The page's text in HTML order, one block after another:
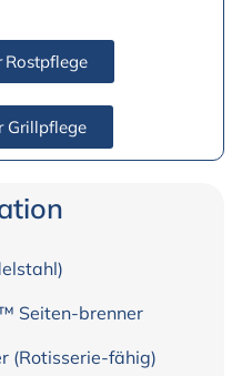
Rostpflege
Grillpflege
Seiten-brenner
(Rotisserie-fähig)